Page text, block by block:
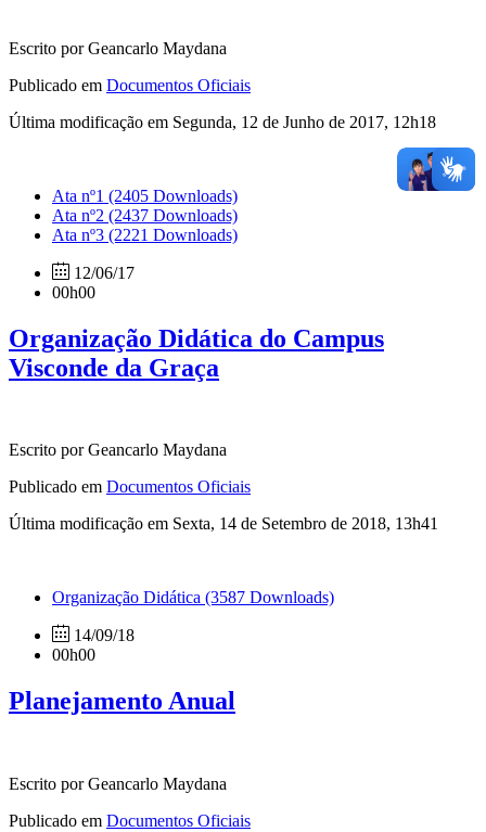
Escrito por Geancarlo Maydana
Publicado em Documentos Oficiais
Última modificação em Segunda, 12 de Junho de 2017, 12h18
Ata nº1 (2405 Downloads)
Ata nº2 (2437 Downloads)
Ata nº3 (2221 Downloads)
12/06/17
00h00
Organização Didática do Campus
Visconde da Graça
Escrito por Geancarlo Maydana
Publicado em Documentos Oficiais
Última modificação em Sexta, 14 de Setembro de 2018, 13h41
Organização Didática (3587 Downloads)
14/09/18
00h00
Planejamento Anual
Escrito por Geancarlo Maydana
Publicado em Documentos Oficiais